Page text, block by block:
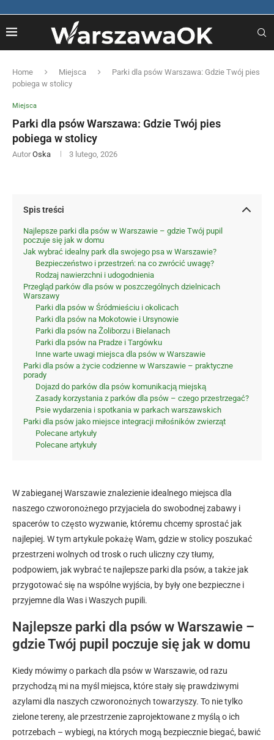
Home Miejsca
Parki dla psów Warszawa: Gdzie Twój pies
pobiega w stolicy
Miejsca
Parki dla psów Warszawa: Gdzie Twój pies
pobiega w stolicy
Autor Oska 3 lutego, 2026
Spis treści
Najlepsze parki dla psów w Warszawie – gdzie Twój pupil
poczuje się jak w domu
Jak wybrać idealny park dla swojego psa w Warszawie?
Bezpieczeństwo i przestrzeń: na co zwrócić uwagę?
Rodzaj nawierzchni i udogodnienia
Przegląd parków dla psów w poszczególnych dzielnicach
Warszawy
Parki dla psów w Śródmieściu i okolicach
Parki dla psów na Mokotowie i Ursynowie
Parki dla psów na Żoliborzu i Bielanach
Parki dla psów na Pradze i Targówku
Inne warte uwagi miejsca dla psów w Warszawie
Parki dla psów a życie codzienne w Warszawie – praktyczne
porady
Dojazd do parków dla psów komunikacją miejską
Zasady korzystania z parków dla psów – czego przestrzegać?
Psie wydarzenia i spotkania w parkach warszawskich
Parki dla psów jako miejsce integracji miłośników zwierząt
Polecane artykuły
Polecane artykuły
W zabieganej Warszawie znalezienie idealnego miejsca dla
naszego czworonożnego przyjaciela do swobodnej zabawy i
spacerów to często wyzwanie, któremu chcemy sprostać jak
najlepiej. W tym artykule pokażę Wam, gdzie w stolicy poszukać
przestrzeni wolnych od trosk o ruch uliczny czy tłumy,
podpowiem, jak wybrać te najlepsze parki dla psów, a także jak
przygotować się na wspólne wyjścia, by były one bezpieczne i
przyjemne dla Was i Waszych pupili.
Najlepsze parki dla psów w Warszawie –
gdzie Twój pupil poczuje się jak w domu
Kiedy mówimy o parkach dla psów w Warszawie, od razu
przychodzą mi na myśl miejsca, które stały się prawdziwymi
azylami dla naszych czworonożnych towarzyszy. To nie tylko
zielone tereny, ale przestrzenie zaprojektowane z myślą o ich
potrzebach – wybiegi, na których mogą bezpiecznie biegać, bawić